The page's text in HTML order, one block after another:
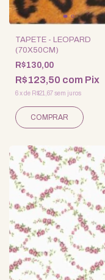
TAPETE - LEOPARD
(70X50CM)
R$130,00
R$123,50 com Pix
6xde R$21,67sem juros